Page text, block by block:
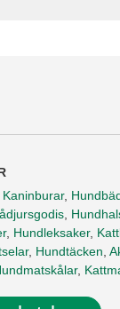
Kaninburar,
, Hundleksaker,
, Hundtäcken
,